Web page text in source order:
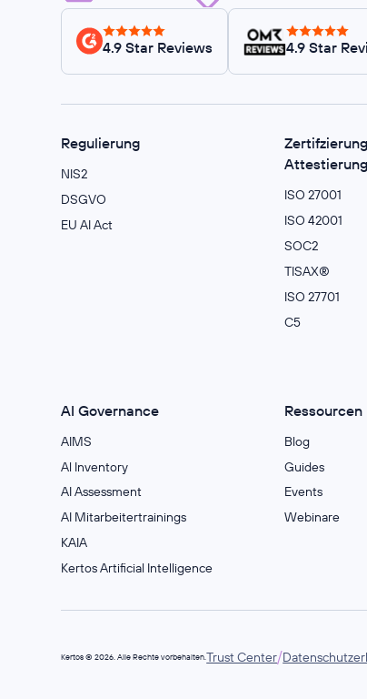
4.9 Star Reviews 4.9 Star
Regulierung
NIS2
DSGVO
EU AI Act
ISO 27001
ISO 42001
SOC2
TISAX®
ISO 27701
C5
AI Governance
AIMS
Al Inventory
AI Assessment
AI Mitarbeitertrainings
KAIA
Kertos Artificial Intelligence
Ressourcen
Blog
Guides
Events
Webinare
Kertos © 2026. Alle Rechte vorbehalten.Trust Center/